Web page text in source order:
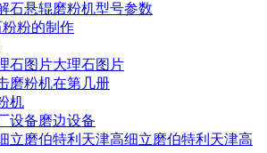
石悬辊磨粉机型号参数
粉的制作
石图片大理石图片
磨粉机在第几册
机
设备磨边设备
立磨伯特利天津高细立磨伯特利天津高